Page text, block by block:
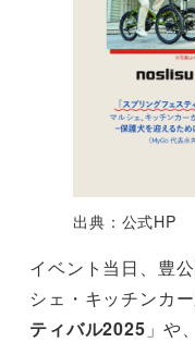
出典：公式HP
イベント当日、豊
シェ・キッチンカ
ティバル2025 」や、